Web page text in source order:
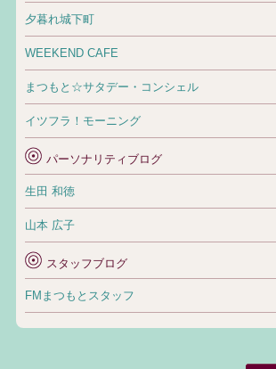
夕暮れ城下町
WEEKEND CAFE
まつもと☆サタデー・コンシェル
イツフラ！モーニング
パーソナリティブログ
生田 和徳
山本 広子
スタッフブログ
FMまつもとスタッフ